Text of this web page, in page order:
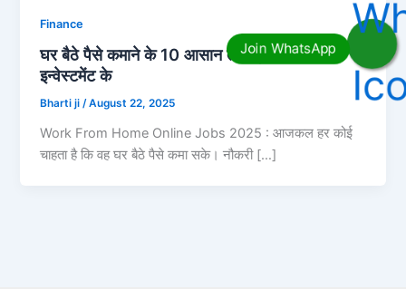
Finance
घर बैठे पैसे कमाने के 10 आसान तरीके, बिना किसी
इन्वेस्टमेंट के
Bharti ji/August 22, 2025
Work From Home Online Jobs 2025 : आजकल हर कोई
चाहता है कि वह घर बैठे पैसे कमा सके। नौकरी […]